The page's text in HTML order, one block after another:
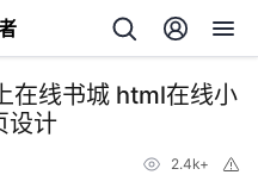
在线书城 html在线小
设计
2.4k+